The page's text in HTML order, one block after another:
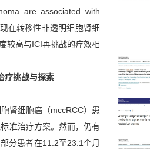
are associated with
在转移性非透明细胞肾细
较高与ICI再挑战的疗效相
疗挑战与探索
肾细胞癌（mccRCC）患
准治疗方案。然而，仍有
分患者在11.2至23.1个月